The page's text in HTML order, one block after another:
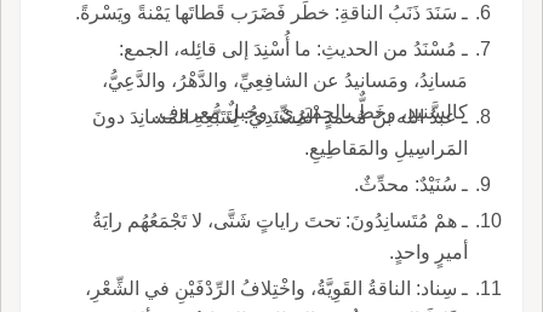
ـ سَنَدَ ذَنَبُ الناقةِ: خطَر فَضَرَب قَطاتَها يَمْنةً ويَسْرةً.
ـ مُسْنَدُ من الحديثِ: ما أُسْنِدَ إلى قائِله، الجمع:
مَسانِدُ، ومَسانيدُ عن الشافِعِيِّ، والدَّهْرُ، والدَّعِيُّ،
كالسَّنيدِ، وخَطٌّ بالحِمْيَرِيِّ، وجبلٌ معروف.
ـ عبدُ الله بنُ مُحمدٍ المُسْنَدِيُّ: لِتَتَبُّعِهِ المَسانِدَ دونَ
المَراسِيلِ والمَقاطِيعِ.
ـ سُنَيْدٌ: محدِّثٌ.
ـ همْ مُتَسانِدُونَ: تحتَ راياتٍ شَتَّى، لا تَجْمَعُهُم رايَةُ
أميرٍ واحدٍ.
ـ سِناد: الناقةُ القَوِيَّةُ، واخْتِلافُ الرِّدْفَيْنِ في الشِّعْرِ،